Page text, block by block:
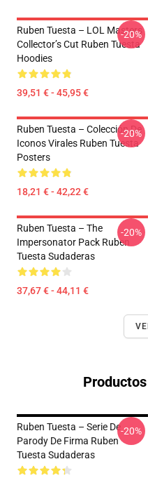
Ruben Tuesta – LOL Masters
Collector’s Cut Ruben Tuesta
Hoodies
39,51 € - 45,95 €
-20%
Ruben Tuesta – Colección De
Iconos Virales Ruben Tuesta
Posters
18,21 € - 42,22 €
-20%
Ruben Tuesta – The
Impersonator Pack Ruben
Tuesta Sudaderas
37,67 € - 44,11 €
-20%
Ruben Tuesta – Serie De
Parody De Firma Ruben
Tuesta Sudaderas
-20%